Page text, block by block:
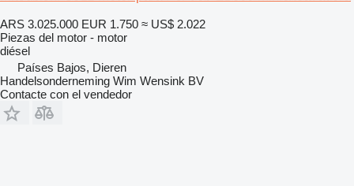
ARS 3.025.000 EUR 1.750 ≈ US$ 2.022
Piezas del motor - motor
diésel
Países Bajos, Dieren
Handelsonderneming Wim Wensink BV
Contacte con el vendedor